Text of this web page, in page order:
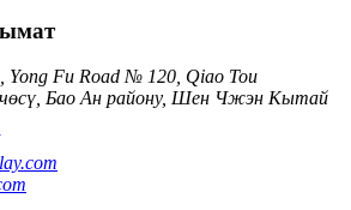
Fu Road № 120, Qiao Tou
Бао Ан району, Шен Чжэн Кытай